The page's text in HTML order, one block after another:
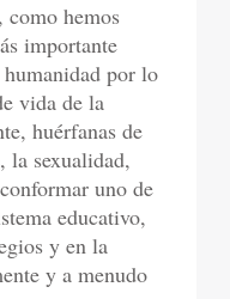
como hemos
importante
por lo
vida de la
huérfanas de
la sexualidad,
uno de
educativo,
y en la
y a menudo